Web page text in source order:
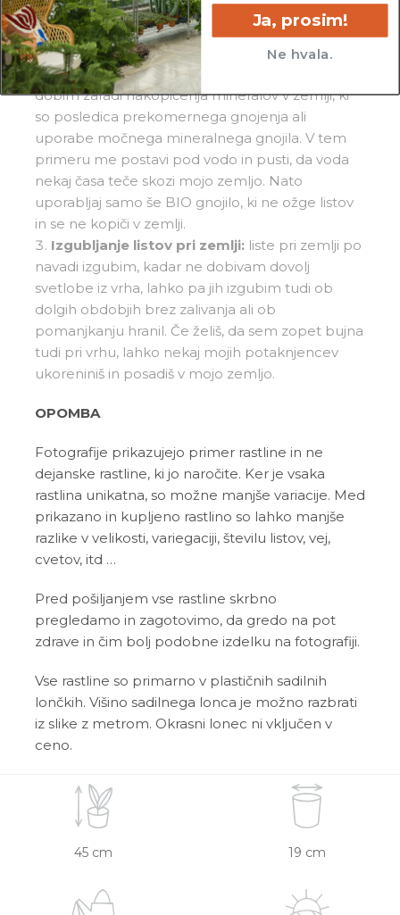
presadi v svežo in zračno zemljo. Zmanjšaj
pogostost zalivanja, saj bom utrpela manj škode,
če me zalivaš redkeje.
Rjave konice na listih:
dobim zaradi nakopičenja mineralov v zemlji, ki
so posledica prekomernega gnojenja ali
uporabe močnega mineralnega gnojila. V tem
primeru me postavi pod vodo in pusti, da voda
nekaj časa teče skozi mojo zemljo. Nato
uporabljaj samo še BIO gnojilo, ki ne ožge listov
in se ne kopiči v zemlji.
Izgubljanje listov pri zemlji:liste pri zemlji po
navadi izgubim, kadar ne dobivam dovolj
svetlobe iz vrha, lahko pa jih izgubim tudi ob
dolgih obdobjih brez zalivanja ali ob
pomanjkanju hranil. Če želiš, da sem zopet bujna
tudi pri vrhu, lahko nekaj mojih potaknjencev
ukoreniniš in posadiš v mojo zemljo.
OPOMBA
Fotografije prikazujejo primer rastline in ne
dejanske rastline, ki jo naročite. Ker je vsaka
rastlina unikatna, so možne manjše variacije. Med
prikazano in kupljeno rastlino so lahko manjše
razlike v velikosti, variegaciji, številu listov, vej,
cvetov, itd …
Pred pošiljanjem vse rastline skrbno
pregledamo in zagotovimo, da gredo na pot
zdrave in čim bolj podobne izdelku na fotografiji.
Vse rastline so primarno v plastičnih sadilnih
lončkih. Višino sadilnega lonca je možno razbrati
iz slike z metrom. Okrasni lonec ni vključen v
ceno.
45 cm 19 cm
Ja, prosim!
Ne hvala.